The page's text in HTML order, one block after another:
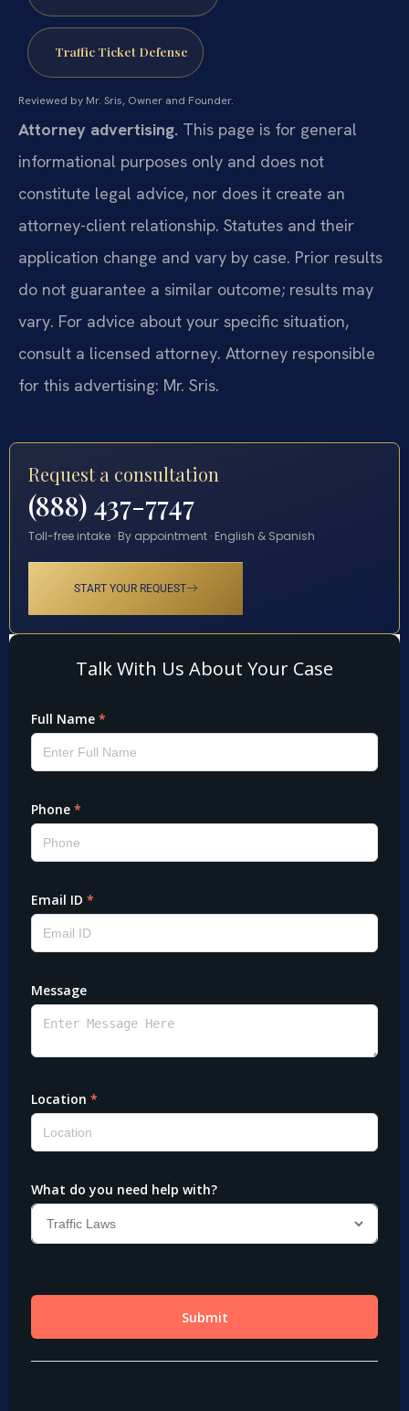
Traffic Ticket Defense
Reviewed by Mr. Sris, Owner and Founder.
Attorney advertising. This page is for general
informational purposes only and does not
constitute legal advice, nor does it create an
attorney-client relationship. Statutes and their
application change and vary by case. Prior results
do not guarantee a similar outcome; results may
vary. For advice about your specific situation,
consult a licensed attorney. Attorney responsible
for this advertising: Mr. Sris.
Request a consultation
(888) 437-7747
Toll-free intake · By appointment · English & Spanish
START YOUR REQUEST